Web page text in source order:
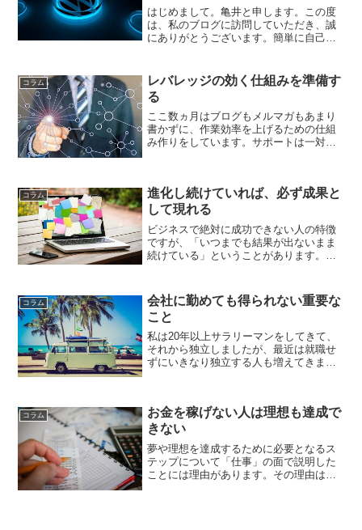
はじめまして。亀井と申します。この度
は、私のブログに訪問していただき、誠
にありがとうございます。簡単に自己紹
リエイト、セミナー講師を経て、現在
は、コンサルタントと...
コラム
レバレッジの効く仕組みを準備す
る
ここ数ヵ月はブログもメルマガもあまり
書かずに、作業効率を上げるための仕組
み作りをしています。サポートは一対一
も、まだまだ余裕がある状...
コラム
進化し続けていれば、必ず成果と
して現れる
ビジネスで絶対に成功できない人の特徴
ですが、「いつまでも結果が出ないまま
続けている」ということがあります。続
もそうですが、最初は誰でも初心者なの
で最初の頃は何でも未熟な...
コラム
会社に勤めても得られない重要な
こと
私は20年以上サラリーマンをしてきて、
それから独立しましたが、最近は就職せ
ずにいきなり独立する人も増えてきまし
話世の中には同じような...
コラム
お金を稼げない人は理想も達成で
きない
夢や理想を達成するために必要となるス
テップについて「仕事」の面で説明した
ことには理由があります。その理由は、